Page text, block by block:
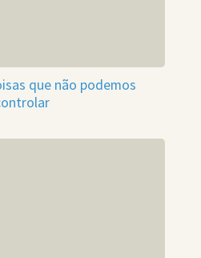
que não podemos